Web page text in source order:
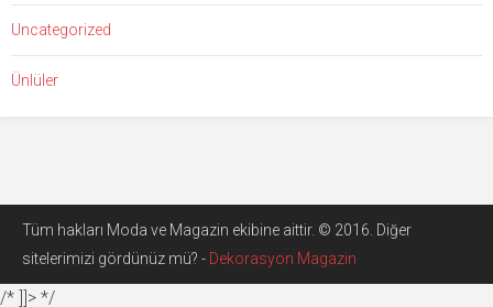
Uncategorized
Ünlüler
Tüm hakları Moda ve Magazin ekibine aittir. © 2016. Diğer
sitelerimizi gördünüz mü? - Dekorasyon Magazin
/* ]]> */